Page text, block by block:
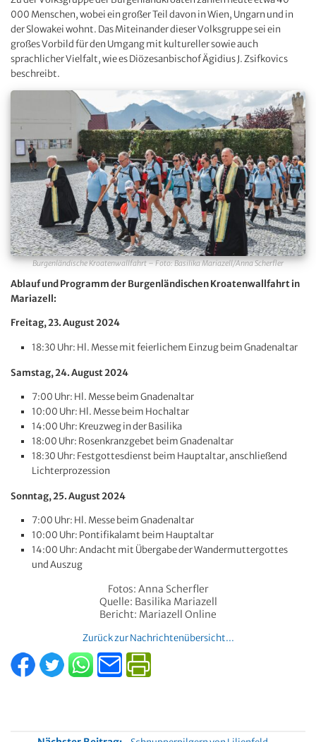
000 Menschen, wobei ein großer Teil davon in Wien, Ungarn und in
der Slowakei wohnt. Das Miteinander dieser Volksgruppe sei ein
großes Vorbild für den Umgang mit kultureller sowie auch
sprachlicher Vielfalt, wie es Diözesanbischof Ägidius J. Zsifkovics
beschreibt.
Burgenländische Kroatenwallfahrt – Foto: Basilika Mariazell/Anna Scherfler
Ablauf und Programm der Burgenländischen Kroatenwallfahrt in
Mariazell:
Freitag, 23. August 2024
18:30 Uhr: Hl. Messe mit feierlichem Einzug beim Gnadenaltar
Samstag, 24. August 2024
7:00 Uhr: Hl. Messe beim Gnadenaltar
10:00 Uhr: Hl. Messe beim Hochaltar
14:00 Uhr: Kreuzweg in der Basilika
18:00 Uhr: Rosenkranzgebet beim Gnadenaltar
18:30 Uhr: Festgottesdienst beim Hauptaltar, anschließend
Lichterprozession
Sonntag, 25. August 2024
7:00 Uhr: Hl. Messe beim Gnadenaltar
10:00 Uhr: Pontifikalamt beim Hauptaltar
14:00 Uhr: Andacht mit Übergabe der Wandermuttergottes
und Auszug
Fotos: Anna Scherfler
Quelle: Basilika Mariazell
Bericht: Mariazell Online
Zurück zur Nachrichtenübersicht...